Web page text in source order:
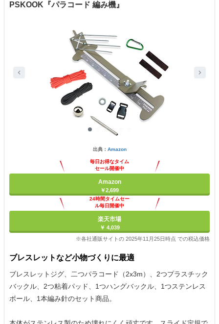
PSKOOK『パラコード 編み機』
出典： Amazon
毎日お得なタイム
セール開催中
Amazon
￥2,699
24時間タイムセー
ル毎日開催中
楽天市場
￥ 4,039
※各社通販サイトの 2025年11月25日時点 での税込価格
ブレスレットなど小物づくりに最適
ブレスレットジグ、二つパラコード（2x3m）、2つプラスチック
バックル、2つ粘着パッド、1つハングバックル、1つステンレス
ボール、1本編み針のセット商品。